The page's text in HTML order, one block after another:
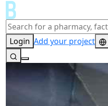
Login Add your project